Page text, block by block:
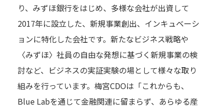
DX事例一覧
DX NEWS
DXニュース
RECRUIT
キャリア採用情報
り、みずほ銀行をはじめ、多様な会社が出資して
2017年に設立した、新規事業創出、インキュベーシ
ョンに特化した会社です。新たなビジネス戦略や
〈みずほ〉社員の自由な発想に基づく新規事業の検
討など、ビジネスの実証実験の場として様々な取り
組みを行っています。梅宮CDOは「これからも、
Blue Labを通じて金融関連に留まらず、あらゆる産